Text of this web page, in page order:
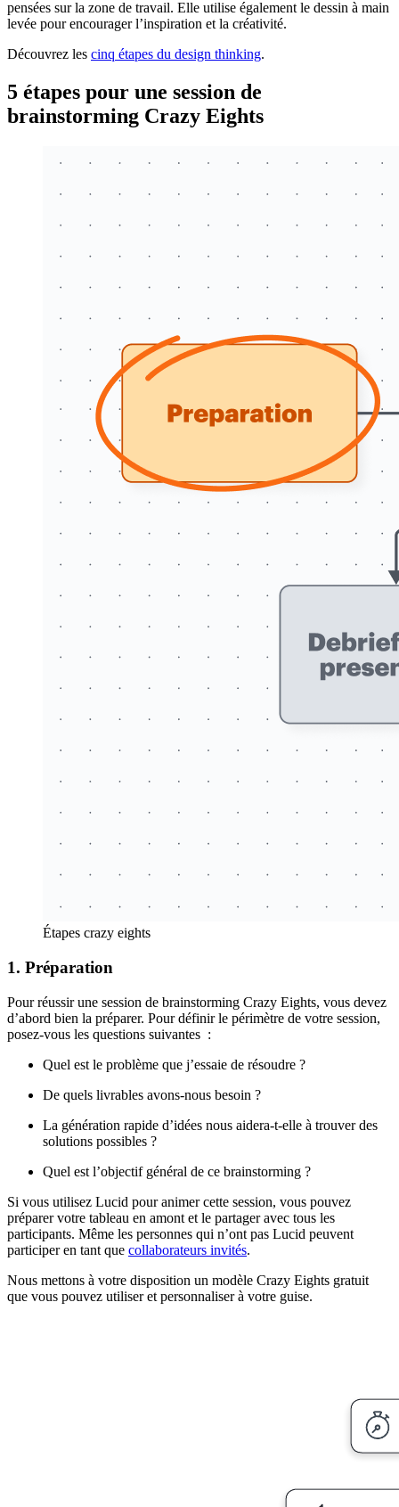
pensées sur la zone de travail. Elle utilise également le dessin à main
levée pour encourager l’inspiration et la créativité.
Découvrez les cinq étapes du design thinking.
5 étapes pour une session de
brainstorming Crazy Eights
Étapes crazy eights
1. Préparation
Pour réussir une session de brainstorming Crazy Eights, vous devez
d’abord bien la préparer. Pour définir le périmètre de votre session,
posez-vous les questions suivantes :
Quel est le problème que j’essaie de résoudre ?
De quels livrables avons-nous besoin ?
La génération rapide d’idées nous aidera-t-elle à trouver des
solutions possibles ?
Quel est l’objectif général de ce brainstorming ?
Si vous utilisez Lucid pour animer cette session, vous pouvez
préparer votre tableau en amont et le partager avec tous les
participants. Même les personnes qui n’ont pas Lucid peuvent
participer en tant que collaborateurs invités.
Nous mettons à votre disposition un modèle Crazy Eights gratuit
que vous pouvez utiliser et personnaliser à votre guise.